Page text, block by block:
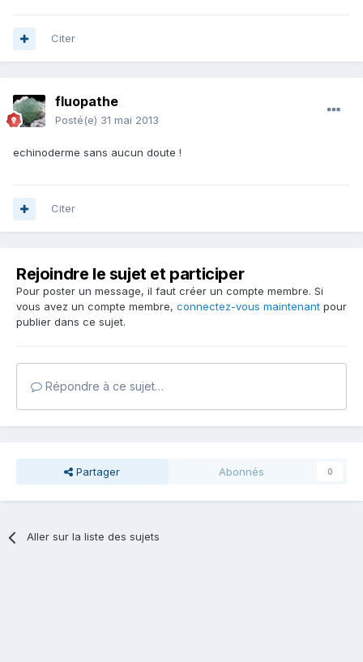
Citer
fluopathe
Posté(e) 31 mai 2013
echinoderme sans aucun doute !
Citer
Rejoindre le sujet et participer
Pour poster un message, il faut créer un compte membre. Si
vous avez un compte membre, connectez-vous maintenant pour
publier dans ce sujet.
Répondre à ce sujet…
Partager Abonnés 0
Aller sur la liste des sujets